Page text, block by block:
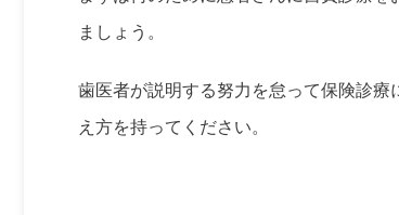
ましょう。
歯医者が説明する努力を怠って保険診
え方を持ってください。